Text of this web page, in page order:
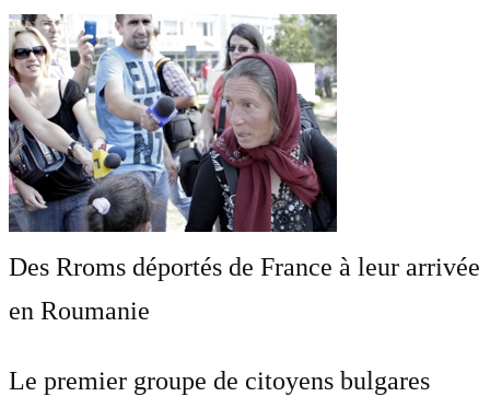
Des Rroms déportés de France à leur arrivée
en Roumanie
Le premier groupe de citoyens bulgares